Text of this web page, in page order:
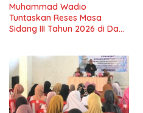
Muhammad Wadio
Tuntaskan Reses Masa
Sidang III Tahun 2026 di Dapil